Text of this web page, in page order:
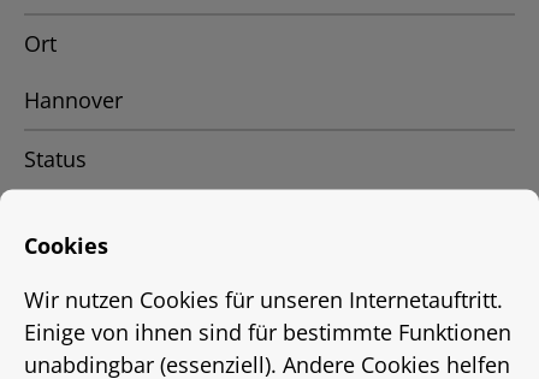
Ort
Hannover
Status
EnEV 2009
Cookies
Wir nutzen Cookies für unseren Internetauftritt.
Einige von ihnen sind für bestimmte Funktionen
unabdingbar (essenziell). Andere Cookies helfen